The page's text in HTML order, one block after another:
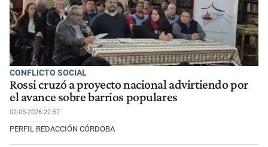
CONFLICTO SOCIAL
Rossi cruzó a proyecto nacional advirtiendo por
el avance sobre barrios populares
02-05-2026 22:57
PERFIL REDACCIÓN CÓRDOBA